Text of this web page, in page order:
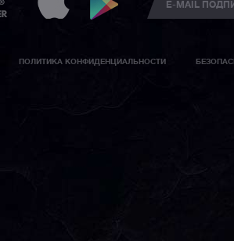
ПОЛИТИКА КОНФИДЕНЦИАЛЬНОСТИ